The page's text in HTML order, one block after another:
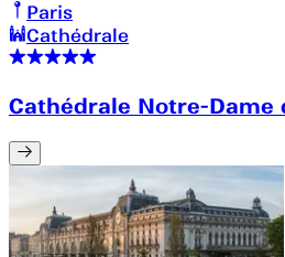
Paris
Cathédrale
Cathédrale Notre-Dame